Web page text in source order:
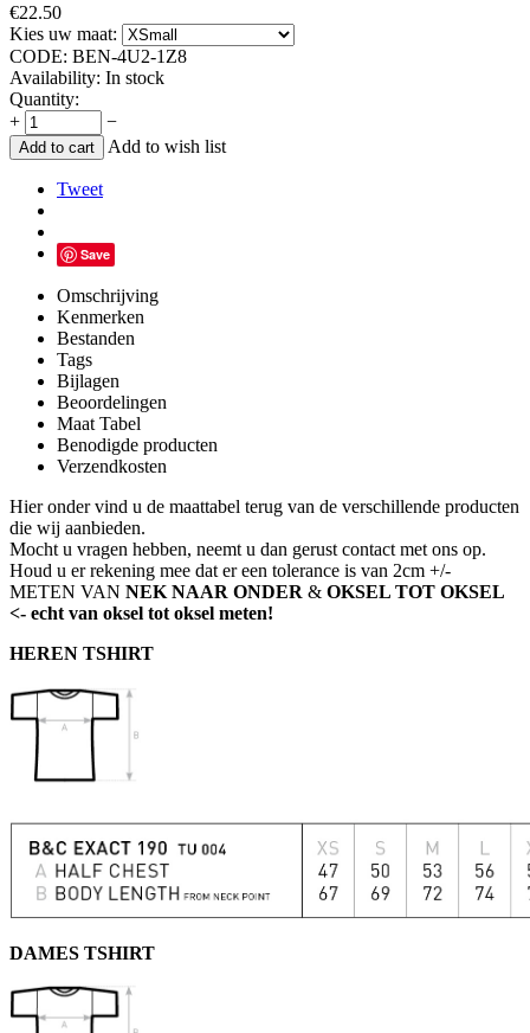
€22.50
Kies uw maat:
CODE: BEN-4U2-1Z8
Availability: In stock
Quantity:
+
−
Add to cart Add to wish list
Tweet
Save
Omschrijving
Kenmerken
Bestanden
Tags
Bijlagen
Beoordelingen
Maat Tabel
Benodigde producten
Verzendkosten
Hier onder vind u de maattabel terug van de verschillende producten
die wij aanbieden.
Mocht u vragen hebben, neemt u dan gerust contact met ons op.
Houd u er rekening mee dat er een tolerance is van 2cm +/-
METEN VAN NEK NAAR ONDER & OKSEL TOT OKSEL
<- echt van oksel tot oksel meten!
HEREN TSHIRT
DAMES TSHIRT